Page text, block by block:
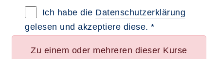
Datenschutzerklärung im neuen
Ich habe die Datenschutzerklärung
gelesen und akzeptiere diese. *
Zu einem oder mehreren dieser Kurse